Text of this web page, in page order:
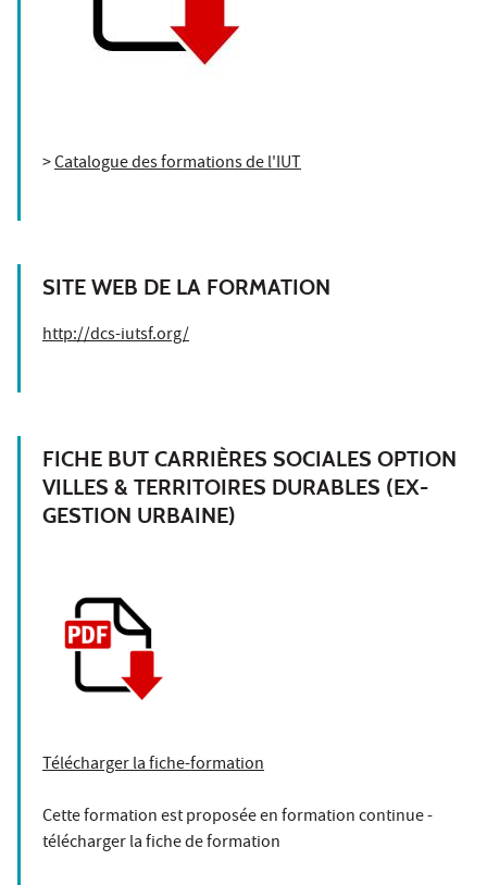
>Catalogue des formations de l'IUT
SITE WEB DE LA FORMATION
http://dcs-iutsf.org/
FICHE BUT CARRIÈRES SOCIALES OPTION
VILLES & TERRITOIRES DURABLES (EX-
GESTION URBAINE)
Télécharger la fiche-formation
Cette formation est proposée en formation continue -
télécharger la fiche de formation